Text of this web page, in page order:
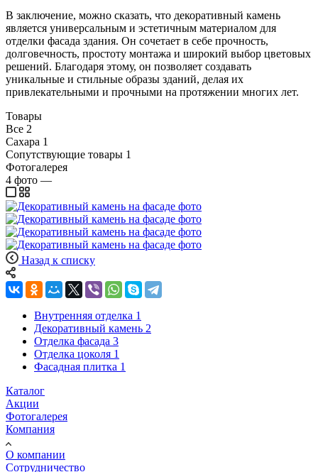
В заключение, можно сказать, что декоративный камень
является универсальным и эстетичным материалом для
отделки фасада здания. Он сочетает в себе прочность,
долговечность, простоту монтажа и широкий выбор цветовых
решений. Благодаря этому, он позволяет создавать
уникальные и стильные образы зданий, делая их
привлекательными и прочными на протяжении многих лет.
Товары
Все 2
Сахара 1
Сопутствующие товары 1
Фотогалерея
4 фото —
Назад к списку
Внутренняя отделка 1
Декоративный камень 2
Отделка фасада 3
Отделка цоколя 1
Фасадная плитка 1
Каталог
Акции
Фотогалерея
Компания
О компании
Сотрудничество